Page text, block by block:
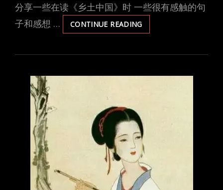
分享一些在读《乡土中国》时 一些很有感触的句
子和感想 …
CONTINUE READING《乡
土
国》
孝